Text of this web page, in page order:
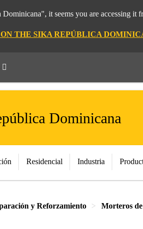
it seems you are accessing
ON THE SIKA REPÚBLICA
Dominicana
Residencial Industria
y Reforzamiento Morteros